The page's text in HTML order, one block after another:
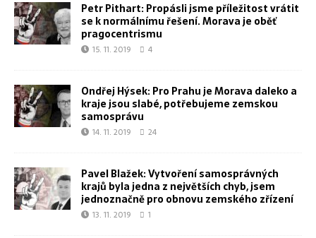
Petr Pithart: Propásli jsme příležitost vrátit
se k normálnímu řešení. Morava je oběť
pragocentrismu
15. 11. 2019 4
Ondřej Hýsek: Pro Prahu je Morava daleko a
kraje jsou slabé, potřebujeme zemskou
samosprávu
14. 11. 2019 24
Pavel Blažek: Vytvoření samosprávných
krajů byla jedna z největších chyb, jsem
jednoznačně pro obnovu zemského zřízení
13. 11. 2019 1